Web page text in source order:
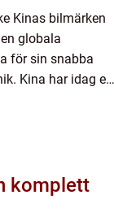
Kinas bilmärken
globala
för sin snabba
Kina har idag en
komplett